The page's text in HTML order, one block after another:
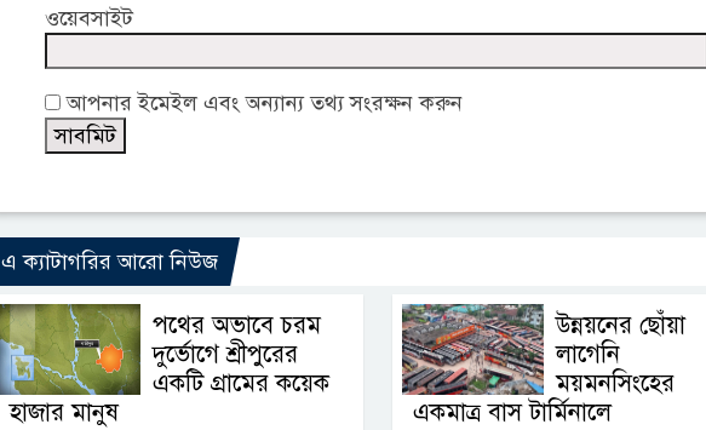
ওয়েবসাইট
আপনার ইমেইল এবং অন্যান্য তথ্য সংরক্ষন করুন
এ ক্যাটাগরির আরো নিউজ
পথের অভাবে চরম
দুর্ভোগে শ্রীপুরের
একটি গ্রামের কয়েক
হাজার মানুষ
উন্নয়নের ছোঁয়া
লাগেনি
ময়মনসিংহের
একমাত্র বাস টার্মিনালে